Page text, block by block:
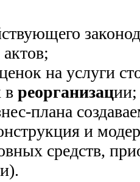
на услуги
в реорганизации;
плана
и
средств,